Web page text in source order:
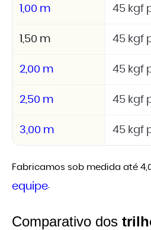
1,00 m 45 kgf
1,50 m 45 kgf
2,00 m 45 kgf
2,50 m 45 kgf
3,00 m 45 kgf
Fabricamos sob medida até
equipe
Comparativo dos